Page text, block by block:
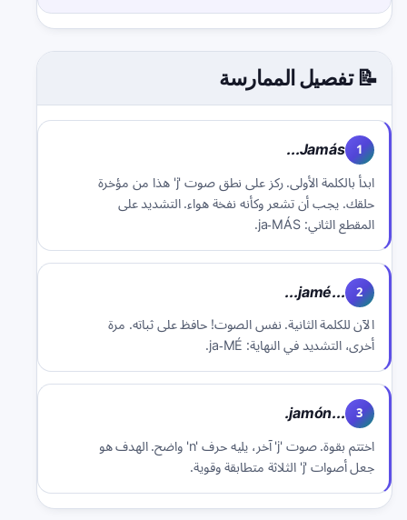
📝 تفصيل الممارسة
1
Jamás...
ابدأ بالكلمة الأولى. ركز على نطق صوت 'j' هذا من مؤخرة
حلقك. يجب أن تشعر وكأنه نفخة هواء. التشديد على
المقطع الثاني: ja-MÁS.
2
...jamé...
الآن للكلمة الثانية. نفس الصوت! حافظ على ثباته. مرة
أخرى، التشديد في النهاية: ja-MÉ.
3
...jamón.
اختتم بقوة. صوت 'j' آخر، يليه حرف 'n' واضح. الهدف هو
جعل أصوات 'j' الثلاثة متطابقة وقوية.